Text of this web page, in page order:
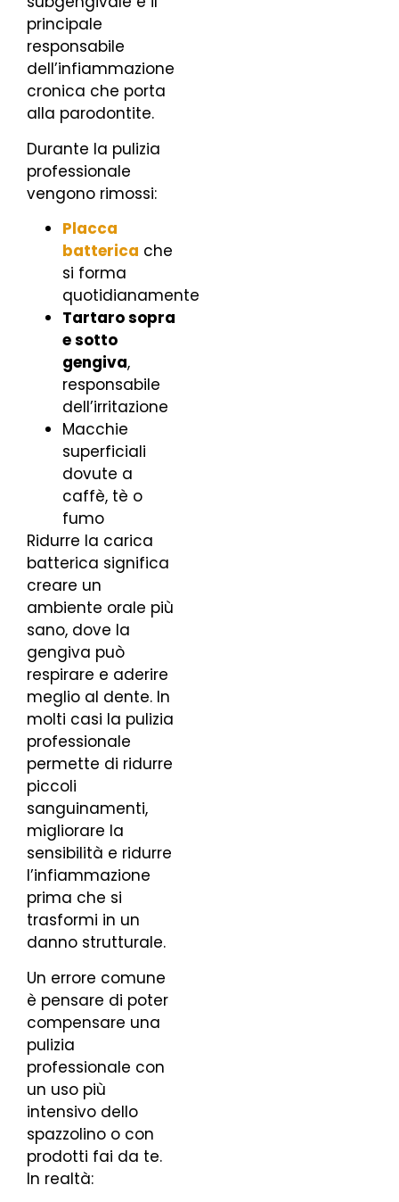
principale
responsabile
dell’infiammazione
cronica che porta
alla parodontite.
Durante la pulizia
professionale
vengono rimossi:
Placca
batterica che
si forma
quotidianamente
Tartaro sopra
e sotto
gengiva,
responsabile
dell’irritazione
Macchie
superficiali
dovute a
caffè, tè o
fumo
Ridurre la carica
batterica significa
creare un
ambiente orale più
sano, dove la
gengiva può
respirare e aderire
meglio al dente. In
molti casi la pulizia
professionale
permette di ridurre
piccoli
sanguinamenti,
migliorare la
sensibilità e ridurre
l’infiammazione
prima che si
trasformi in un
danno strutturale.
Un errore comune
è pensare di poter
compensare una
pulizia
professionale con
un uso più
intensivo dello
spazzolino o con
prodotti fai da te.
In realtà: